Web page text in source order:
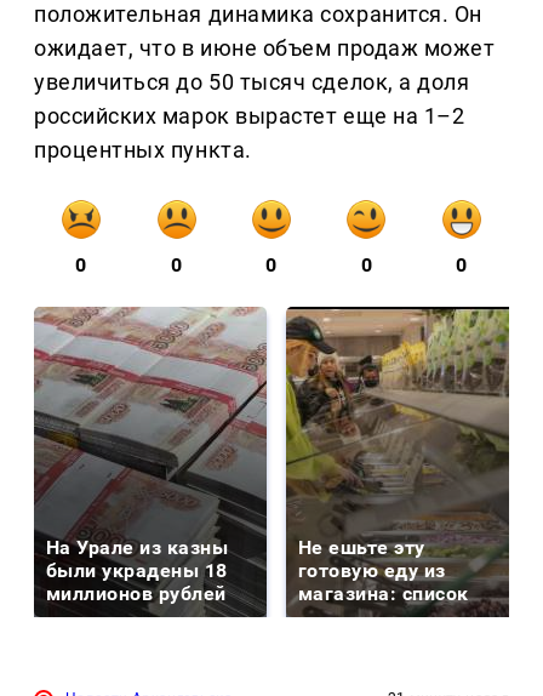
положительная динамика сохранится. Он
ожидает, что в июне объем продаж может
увеличиться до 50 тысяч сделок, а доля
российских марок вырастет еще на 1–2
процентных пункта.
0 0 0 0 0
На Урале из казны
были украдены 18
миллионов рублей
Не ешьте эту
готовую еду из
магазина: список